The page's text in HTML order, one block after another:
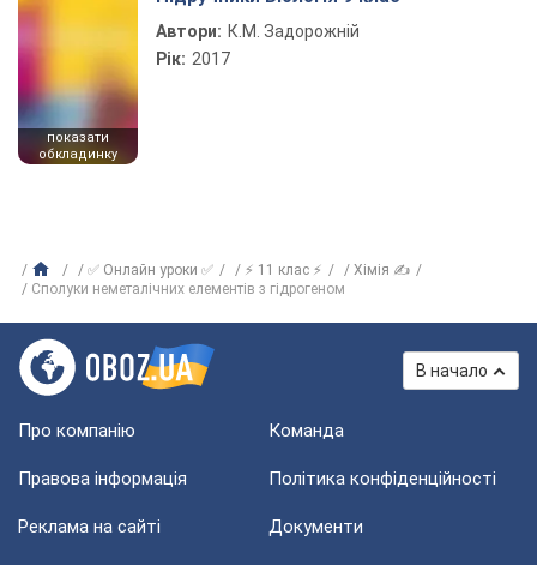
показати
обкладинку
Автори: К.М. Задорожній
Рік: 2017
✅ Онлайн уроки ✅ ⚡ 11 клас ⚡
Хімія ✍
Сполуки неметалічних елементів з гідрогеном
В начало
Про компанію Команда
Правова інформація Політика конфіденційності
Реклама на сайті Документи